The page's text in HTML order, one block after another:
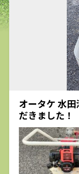
オータケ 水
だきました！